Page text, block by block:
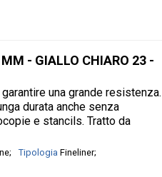
- GIALLO CHIARO 23 -
una grande resistenza.
durata anche senza
e stancils. Tratto da
Tipologia Fineliner